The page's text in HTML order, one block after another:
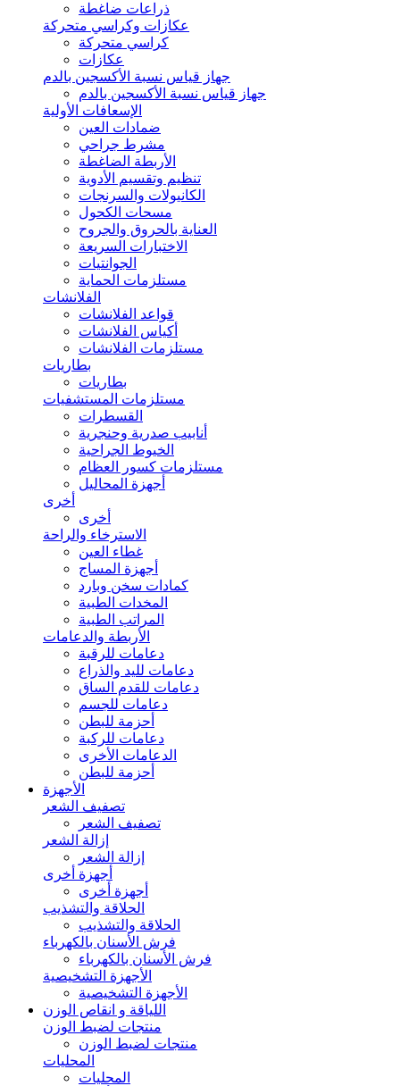
ذراعات ضاغطة
عكازات وكراسي متحركة
كراسي متحركة
عكازات
جهاز قياس نسبة الأكسجين بالدم
جهاز قياس نسبة الأكسجين بالدم
الإسعافات الأولية
ضمادات العين
مشرط جراحي
الأربطة الضاغطة
تنظيم وتقسيم الأدوية
الكانيولات والسرنجات
مسحات الكحول
العناية بالحروق والجروح
الاختبارات السريعة
الجوانتيات
مستلزمات الحماية
الفلانشات
قواعد الفلانشات
أكياس الفلانشات
مستلزمات الفلانشات
بطاريات
بطاريات
مستلزمات المستشفيات
القسطرات
أنابيب صدرية وحنجرية
الخيوط الجراحية
مستلزمات كسور العظام
أجهزة المحاليل
أخرى
أخرى
الاسترخاء والراحة
غطاء العين
أجهزة المساج
كمادات سخن وبارد
المخدات الطبية
المراتب الطبية
الأربطة والدعامات
دعامات للرقبة
دعامات لليد والذراع
دعامات للقدم الساق
دعامات للجسم
أحزمة للبطن
دعامات للركبة
الدعامات الأخرى
أحزمة للبطن
الأجهزة
تصفيف الشعر
تصفيف الشعر
إزالة الشعر
إزالة الشعر
أجهزة أخرى
أجهزة أخرى
الحلاقة والتشذيب
الحلاقة والتشذيب
فرش الأسنان بالكهرباء
فرش الأسنان بالكهرباء
الأجهزة التشخيصية
الأجهزة التشخيصية
اللياقة و انقاص الوزن
منتجات لضبط الوزن
منتجات لضبط الوزن
المحليات
المحليات